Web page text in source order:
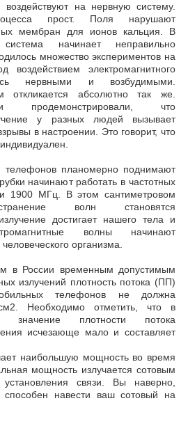
воздействуют на нервную систему.
прост. Поля нарушают
мембран для ионов кальция. В
начинает неправильно
множество экспериментов на
воздействием электромагнитного
нервными и возбудимыми.
откликается абсолютно так же.
продемонстрировали, что
у разных людей вызывает
в настроении. Это говорит, что
телефонов планомерно поднимают
начинают работать в частотных
1900 МГц. В этом сантиметровом
волн становятся
достигает нашего тела и
волны начинают
организма.
в России временным допустимым
излучений плотность потока (ПП)
телефонов не должна
Необходимо отметить, что в
значение плотности потока
исчезающе мало и составляет
наибольшую мощность во время
мощность излучается сотовым
связи. Вы наверно,
навести ваш сотовый на